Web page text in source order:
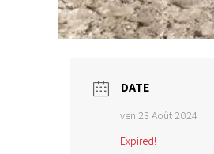
DATE
ven 23 Août 2024
Expired!